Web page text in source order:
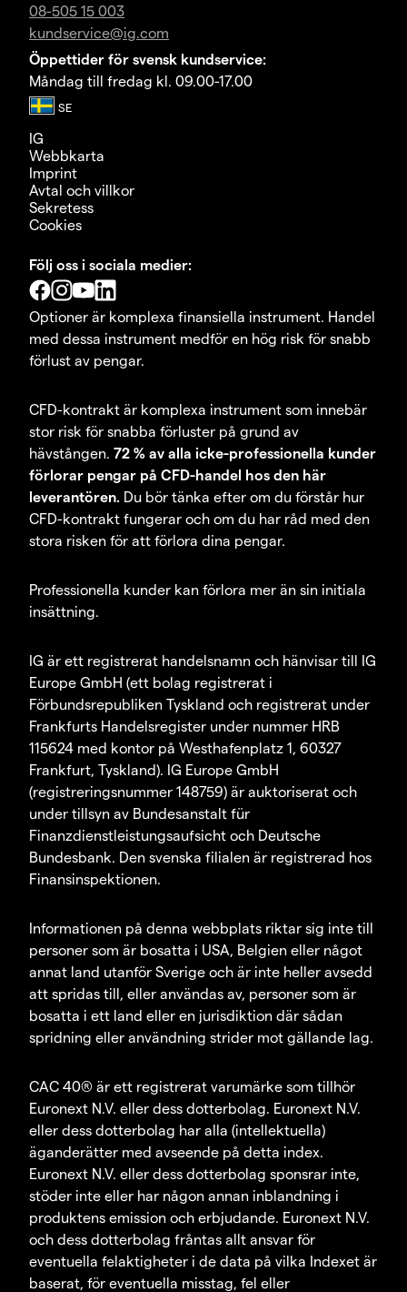
08-505 15 003
kundservice@ig.com
Öppettider för svensk kundservice:
Måndag till fredag kl. 09.00-17.00
IG
Webbkarta
Imprint
Avtal och villkor
Sekretess
Cookies
Följ oss i sociala medier:
Optioner är komplexa finansiella instrument. Handel
med dessa instrument medför en hög risk för snabb
förlust av pengar.
CFD-kontrakt är komplexa instrument som innebär
stor risk för snabba förluster på grund av
hävstången. 72 % av alla icke-professionella kunder
förlorar pengar på CFD-handel hos den här
leverantören. Du bör tänka efter om du förstår hur
CFD-kontrakt fungerar och om du har råd med den
stora risken för att förlora dina pengar.
Professionella kunder kan förlora mer än sin initiala
insättning.
IG är ett registrerat handelsnamn och hänvisar till IG
Europe GmbH (ett bolag registrerat i
Förbundsrepubliken Tyskland och registrerat under
Frankfurts Handelsregister under nummer HRB
115624 med kontor på Westhafenplatz 1, 60327
Frankfurt, Tyskland). IG Europe GmbH
(registreringsnummer 148759) är auktoriserat och
under tillsyn av Bundesanstalt für
Finanzdienstleistungsaufsicht och Deutsche
Bundesbank. Den svenska filialen är registrerad hos
Finansinspektionen.
Informationen på denna webbplats riktar sig inte till
personer som är bosatta i USA, Belgien eller något
annat land utanför Sverige och är inte heller avsedd
att spridas till, eller användas av, personer som är
bosatta i ett land eller en jurisdiktion där sådan
spridning eller användning strider mot gällande lag.
CAC 40® är ett registrerat varumärke som tillhör
Euronext N.V. eller dess dotterbolag. Euronext N.V.
eller dess dotterbolag har alla (intellektuella)
äganderätter med avseende på detta index.
Euronext N.V. eller dess dotterbolag sponsrar inte,
stöder inte eller har någon annan inblandning i
produktens emission och erbjudande. Euronext N.V.
och dess dotterbolag fråntas allt ansvar för
eventuella felaktigheter i de data på vilka Indexet är
baserat, för eventuella misstag, fel eller